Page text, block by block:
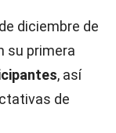
diciembre de
su primera
, así
de